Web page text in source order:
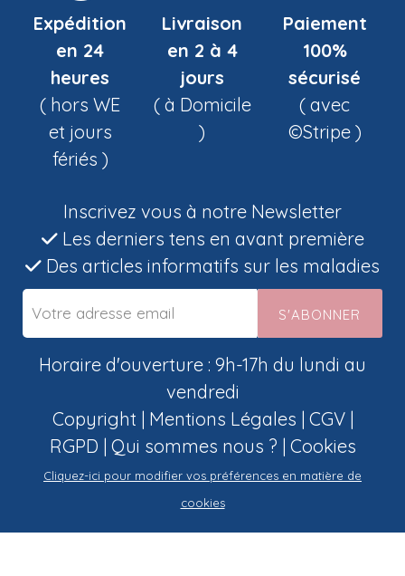
Expédition
en 24
heures
( hors WE
et jours
fériés )
Livraison
en 2 à 4
jours
( à Domicile
)
Paiement
100%
sécurisé
( avec
©Stripe )
Inscrivez vous à notre Newsletter
Les derniers tens en avant première
Des articles informatifs sur les maladies
S'ABONNER
Horaire d'ouverture : 9h-17h du lundi au
vendredi
Copyright | Mentions Légales CGV|
RGPD Qui sommes nous ? Cookies
Cliquez-ici pour modifier vos préférences en matière de
cookies